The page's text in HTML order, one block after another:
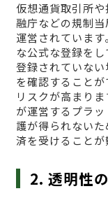
仮想通貨取引所
融庁などの規制
運営されていま
な公式な登録を
登録されていな
を確認すること
リスクが高まり
が運営するプラ
護が得られない
済を受けることが
2. 透明性